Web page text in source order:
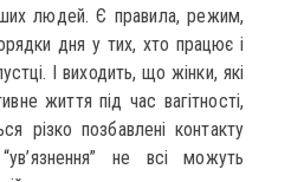
людей. Є правила, режим,
дня у тих, хто працює і
І виходить, що жінки, які
життя під час вагітності,
різко позбавлені контакту
не всі можуть